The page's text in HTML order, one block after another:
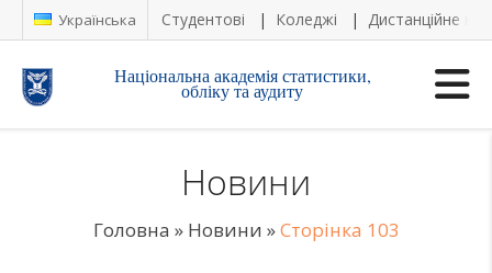
Українська Студентові Коледжі Дистанційне
Національна академія статистики,
обліку та аудиту
Новини
Головна » Новини »Сторінка 103